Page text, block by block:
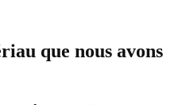
que nous avons